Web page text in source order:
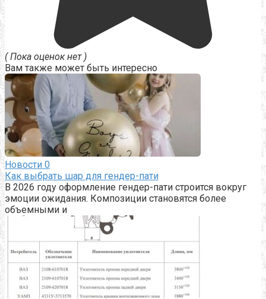
( Пока оценок нет )
Вам также может быть интересно
Новости 0
Как выбрать шар для гендер-пати
В 2026 году оформление гендер-пати строится вокруг
эмоции ожидания. Композиции становятся более
объемными и